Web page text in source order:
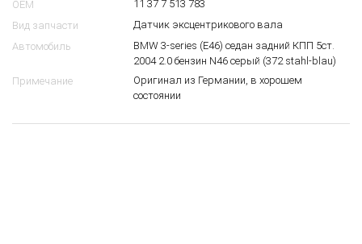
OEM
11 37 7 513 783
Вид запчасти
Датчик эксцентрикового вала
Автомобиль
BMW 3-series (E46) седан задний КПП 5ст.
2004 2.0 бензин N46 серый (372 stahl-blau)
Примечание
Оригинал из Германии, в хорошем
состоянии